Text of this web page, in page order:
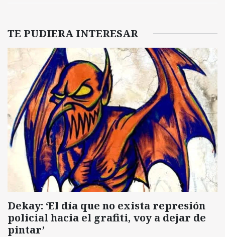
TE PUDIERA INTERESAR
Dekay: ‘El día que no exista represión
policial hacia el grafiti, voy a dejar de
pintar’